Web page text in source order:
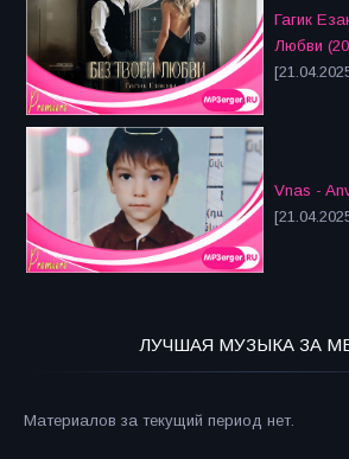
Гагик
Любви
Vnas -
ЛУЧШАЯ МУЗЫКА ЗА
Материалов за текущий период нет.